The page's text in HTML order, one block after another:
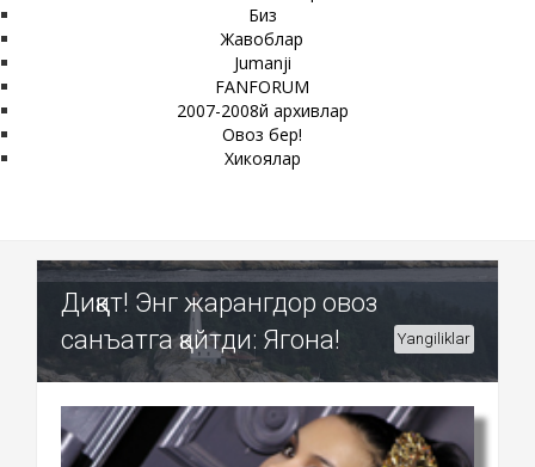
Биз
Жавоблар
Jumanji
FANFORUM
2007-2008й архивлар
Овоз бер!
Хикоялар
Диққат! Энг жарангдор овоз
санъатга қайтди: Ягона!
Yangiliklar